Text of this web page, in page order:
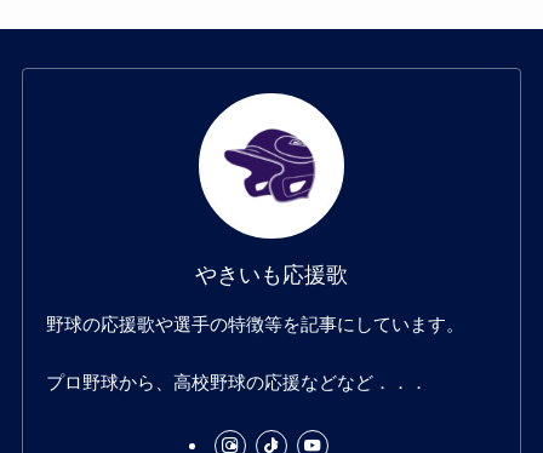
s
a
k u
T
u
e
やきいも応援歌
野球の応援歌や選手の特徴等を記事にしています。
プロ野球から、高校野球の応援などなど．．．